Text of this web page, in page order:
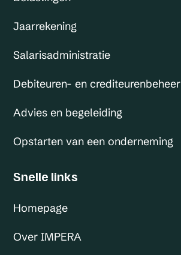
Jaarrekening
Salarisadministratie
Debiteuren- en crediteurenbeheer
Advies en begeleiding
Opstarten van een onderneming
Snelle links
Homepage
Over IMPERA